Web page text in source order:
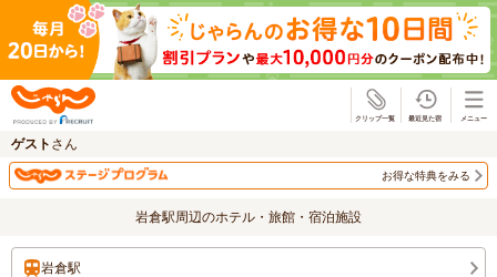
ゲスト さん
お得な特典をみる
岩倉駅周辺のホテル・旅館・宿泊施設
岩倉駅